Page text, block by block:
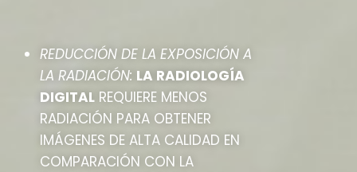
REDUCCIÓN DE LA EXPOSICIÓN A
LA RADIACIÓN: LA RADIOLOGÍA
DIGITAL REQUIERE MENOS
RADIACIÓN PARA OBTENER
IMÁGENES DE ALTA CALIDAD EN
COMPARACIÓN CON LA